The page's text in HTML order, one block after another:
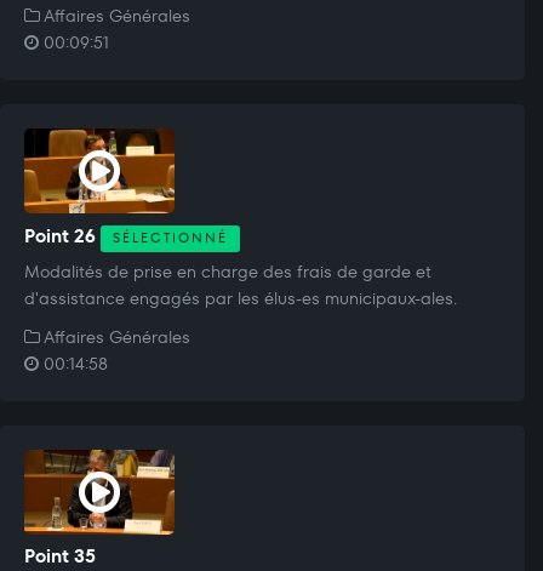
Affaires Générales
00:09:51
Point 26 SÉLECTIONNÉ
Modalités de prise en charge des frais de garde et
d'assistance engagés par les élus-es municipaux-ales.
Affaires Générales
00:14:58
Point 35